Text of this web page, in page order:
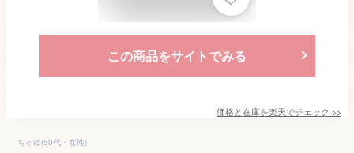
この商品をサイトでみる
価格と在庫を楽天でチェック >>
ちゃゆ(50代・女性)